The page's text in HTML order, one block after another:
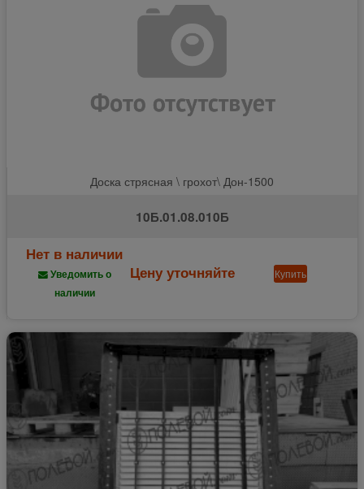
Доска стрясная \ грохот\ Дон-1500
10Б.01.08.010Б
Нет в наличии
Уведомить о
наличии
Цену уточняйте Купить